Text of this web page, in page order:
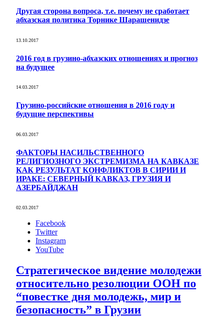
Другая сторона вопроса, т.е. почему не сработает
абхазская политика Торнике Шарашенидзе
13.10.2017
2016 год в грузино-абхазских отношениях и прогноз
на будущее
14.03.2017
Грузино-российские отношения в 2016 году и
будущие перспективы
06.03.2017
ФАКТОРЫ НАСИЛЬСТВЕННОГО
РЕЛИГИОЗНОГО ЭКСТРЕМИЗМА НА КАВКАЗЕ
КАК РЕЗУЛЬТАТ КОНФЛИКТОВ В СИРИИ И
ИРАКЕ: СЕВЕРНЫЙ КАВКАЗ, ГРУЗИЯ И
АЗЕРБАЙДЖАН
02.03.2017
Facebook
Twitter
Instagram
YouTube
Стратегическое видение молодежи
относительно резолюции ООН по
“повестке дня молодежь, мир и
безопасность” в Грузии